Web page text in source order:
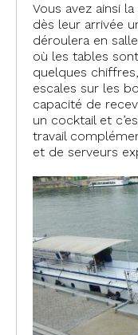
Vous avez ainsi
dès leur arrivée
déroulera en
où les tables
quelques
escales sur les
capacité de
un cocktail et
travail
et de serveurs